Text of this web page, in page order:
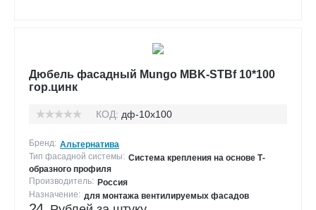
Дюбель фасадный Mungo MBK-STBf 10*100
гор.цинк
КОД: дф-10х100
Бренд: Альтернатива
Тип фасадной системы: Система крепления на основе Т-
образного профиля
Производитель: Россия
Назначение: для монтажа вентилируемых фасадов